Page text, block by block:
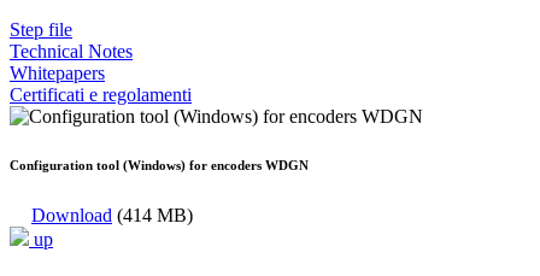
Step file
Technical Notes
Whitepapers
Certificati e regolamenti
Configuration tool (Windows) for encoders WDGN
Download (414 MB)
up